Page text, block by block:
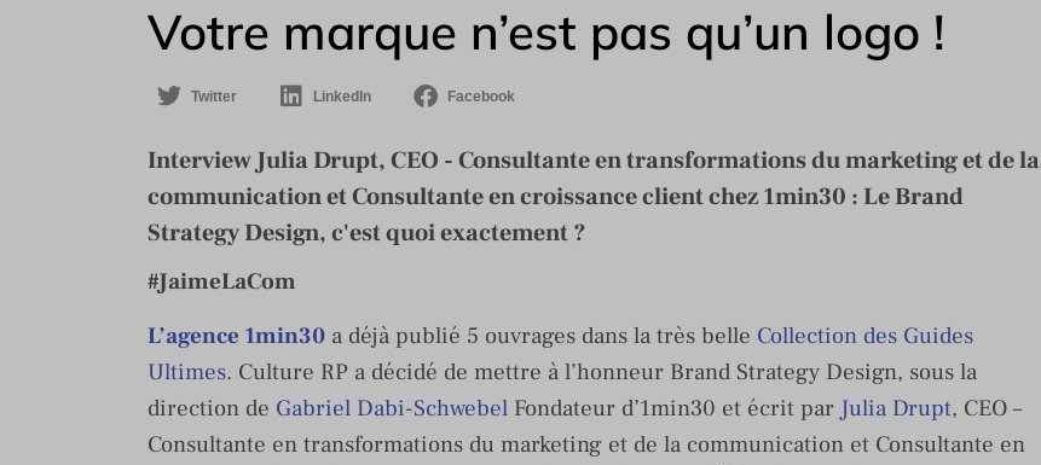
Votre marque n’est pas qu’un logo !
Twitter LinkedIn Facebook
Interview Julia Drupt, CEO - Consultante en transformations du marketing et de la
communication et Consultante en croissance client chez 1min30 : Le Brand
Strategy Design, c'est quoi exactement ?
#JaimeLaCom
L’agence 1min30 a déjà publié 5 ouvrages dans la très belle Collection des Guides
Ultimes. Culture RP a décidé de mettre à l’honneur Brand Strategy Design, sous la
direction de Gabriel Dabi-Schwebel Fondateur d’1min30 et écrit par Julia Drupt, CEO –
Consultante en transformations du marketing et de la communication et Consultante en